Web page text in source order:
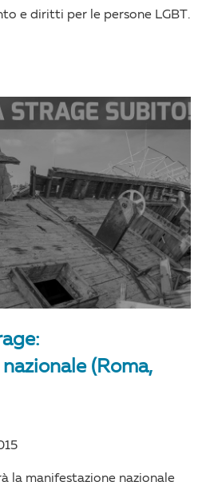
e diritti per le persone LGBT.
(Roma,
la manifestazione nazionale